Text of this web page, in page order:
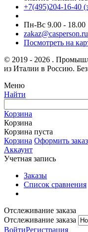
+7(495)204-16-40
Пн-Вс 9.00 - 18.00
zakaz@casperson.ru
Посмотреть на
© 2019 - 2026 .
из Италии в Россию.
Меню
Найти
Корзина
Корзина
Корзина пуста
Корзина Оформить заказ
Аккаунт
Учетная запись
Заказы
Список сравнения
Отслеживание заказа
Отслеживание заказа
ВойтиРегистрация